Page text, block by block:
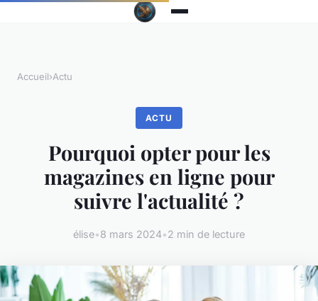
Accueil›Actu
ACTU
Pourquoi opter pour les
magazines en ligne pour
suivre l'actualité ?
élise•8 mars 2024•2 min de lecture